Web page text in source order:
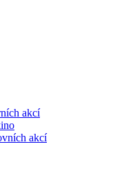
akcí
akcí